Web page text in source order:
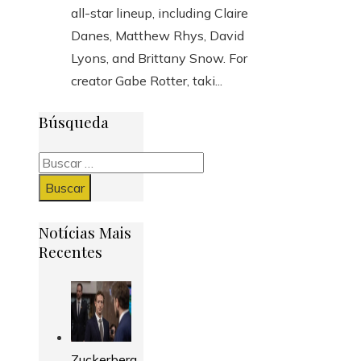
all-star lineup, including Claire
Danes, Matthew Rhys, David
Lyons, and Brittany Snow. For
creator Gabe Rotter, taki...
Búsqueda
Buscar:
Notícias Mais
Recentes